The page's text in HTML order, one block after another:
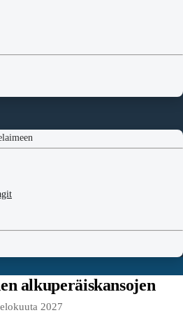
alkuperäiskansojen
2027